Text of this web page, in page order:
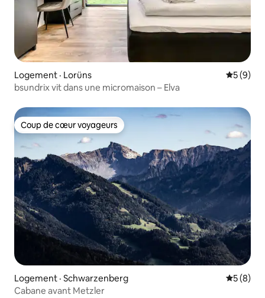
Logement · Lorüns Note
5 (9)
bsundrix vit dans une micromaison – Elva
Coup de cœur voyageurs
Coup de cœur voyageurs
Logement · Schwarzenberg Note
5 (8)
Cabane avant Metzler